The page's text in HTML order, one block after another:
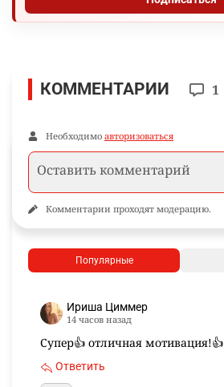
КОММЕНТАРИИ 1
Необходимо авторизоваться
Комментарии проходят модерацию.
Популярные
Ириша Циммер
14 часов назад
Супер👍 отличная мотивация!👍
Ответить